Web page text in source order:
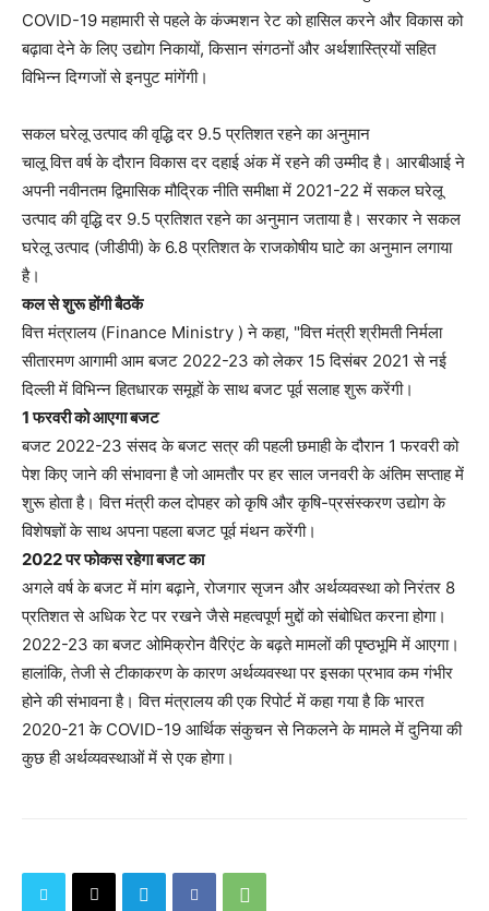
COVID-19 महामारी से पहले के कंज्‍मशन रेट को हासिल करने और विकास को
बढ़ावा देने के लिए उद्योग निकायों, किसान संगठनों और अर्थशास्त्रियों सहित
विभिन्न दिग्‍गजों से इनपुट मांगेंगी।
सकल घरेलू उत्‍पाद की वृद्धि दर 9.5 प्रतिशत रहने का अनुमान
चालू वित्त वर्ष के दौरान विकास दर दहाई अंक में रहने की उम्मीद है। आरबीआई ने
अपनी नवीनतम द्विमासिक मौद्रिक नीति समीक्षा में 2021-22 में सकल घरेलू
उत्पाद की वृद्धि दर 9.5 प्रतिशत रहने का अनुमान जताया है। सरकार ने सकल
घरेलू उत्पाद (जीडीपी) के 6.8 प्रतिशत के राजकोषीय घाटे का अनुमान लगाया
है।
कल से शुरू होंगी बैठकें
वित्त मंत्रालय (Finance Ministry ) ने कहा, "वित्त मंत्री श्रीमती निर्मला
सीतारमण आगामी आम बजट 2022-23 को लेकर 15 दिसंबर 2021 से नई
दिल्ली में विभिन्न हितधारक समूहों के साथ बजट पूर्व सलाह शुरू करेंगी।
1 फरवरी को आएगा बजट
बजट 2022-23 संसद के बजट सत्र की पहली छमाही के दौरान 1 फरवरी को
पेश किए जाने की संभावना है जो आमतौर पर हर साल जनवरी के अंतिम सप्ताह में
शुरू होता है। वित्त मंत्री कल दोपहर को कृषि और कृषि-प्रसंस्करण उद्योग के
विशेषज्ञों के साथ अपना पहला बजट पूर्व मंथन करेंगी।
2022 पर फोकस रहेगा बजट का
अगले वर्ष के बजट में मांग बढ़ाने, रोजगार सृजन और अर्थव्यवस्था को निरंतर 8
प्रतिशत से अधिक रेट पर रखने जैसे महत्वपूर्ण मुद्दों को संबोधित करना होगा।
2022-23 का बजट ओमिक्रोन वैरिएंट के बढ़ते मामलों की पृष्ठभूमि में आएगा।
हालांकि, तेजी से टीकाकरण के कारण अर्थव्यवस्था पर इसका प्रभाव कम गंभीर
होने की संभावना है। वित्त मंत्रालय की एक रिपोर्ट में कहा गया है कि भारत
2020-21 के COVID-19 आर्थिक संकुचन से निकलने के मामले में दुनिया की
कुछ ही अर्थव्यवस्थाओं में से एक होगा।